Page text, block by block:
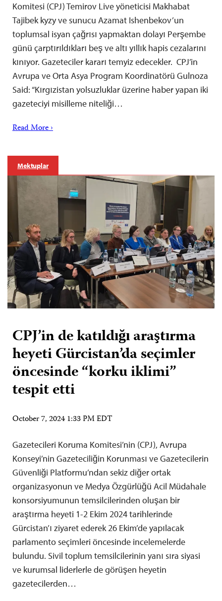
Komitesi (CPJ) Temirov Live yöneticisi Makhabat
Tajibek kyzy ve sunucu Azamat Ishenbekov’un
toplumsal isyan çağrısı yapmaktan dolayı Perşembe
günü çarptırıldıkları beş ve altı yıllık hapis cezalarını
kınıyor. Gazeteciler kararı temyiz edecekler. CPJ’in
Avrupa ve Orta Asya Program Koordinatörü Gulnoza
Said: “Kırgızistan yolsuzluklar üzerine haber yapan iki
gazeteciyi misilleme niteliği…
Read More ›
Mektuplar
CPJ’in de katıldığı araştırma
heyeti Gürcistan’da seçimler
öncesinde “korku iklimi”
tespit etti
October 7, 2024 1:33 PM EDT
Gazetecileri Koruma Komitesi’nin (CPJ), Avrupa
Konseyi’nin Gazeteciliğin Korunması ve Gazetecilerin
Güvenliği Platformu’ndan sekiz diğer ortak
organizasyonun ve Medya Özgürlüğü Acil Müdahale
konsorsiyumunun temsilcilerinden oluşan bir
araştırma heyeti 1-2 Ekim 2024 tarihlerinde
Gürcistan’ı ziyaret ederek 26 Ekim’de yapılacak
parlamento seçimleri öncesinde incelemelerde
bulundu. Sivil toplum temsilcilerinin yanı sıra siyasi
ve kurumsal liderlerle de görüşen heyetin
gazetecilerden…